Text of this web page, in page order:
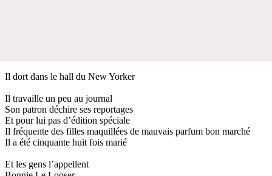
Il dort dans le hall du New Yorker
Il travaille un peu au journal
Son patron déchire ses reportages
Et pour lui pas d’édition spéciale
Il fréquente des filles maquillées de mauvais parfum bon marché
Il a été cinquante huit fois marié
Et les gens l’appellent